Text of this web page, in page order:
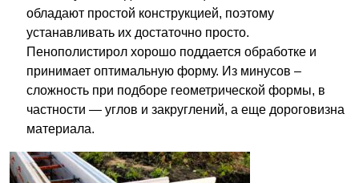
обладают простой конструкцией, поэтому
устанавливать их достаточно просто.
Пенополистирол хорошо поддается обработке и
принимает оптимальную форму. Из минусов –
сложность при подборе геометрической формы, в
частности — углов и закруглений, а еще дороговизна
материала.